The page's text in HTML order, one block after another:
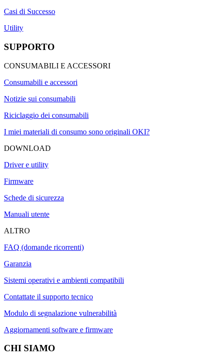
Casi di Successo
Utility
SUPPORTO
CONSUMABILI E ACCESSORI
Consumabili e accessori
Notizie sui consumabili
Riciclaggio dei consumabili
I miei materiali di consumo sono originali OKI?
DOWNLOAD
Driver e utility
Firmware
Schede di sicurezza
Manuali utente
ALTRO
FAQ (domande ricorrenti)
Garanzia
Sistemi operativi e ambienti compatibili
Contattate il supporto tecnico
Modulo di segnalazione vulnerabilità
Aggiornamenti software e firmware
CHI SIAMO